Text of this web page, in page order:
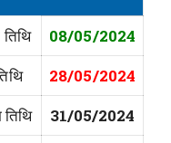
08/05/2024
28/05/2024
31/05/2024